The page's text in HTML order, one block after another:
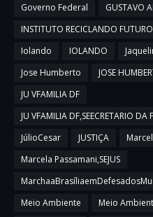
Governo Federal
GUSTAVO
INSTITUTO RECICLANDO
Iolando
IOLANDO
Jose Humberto
JOSE
JU VFAMILIA DF
JU VFAMILIA DF,SEECRETARIO
JúlioCesar
JUSTIÇA
Marcela Passamani,SEJUS
Meio Ambiente
Meio